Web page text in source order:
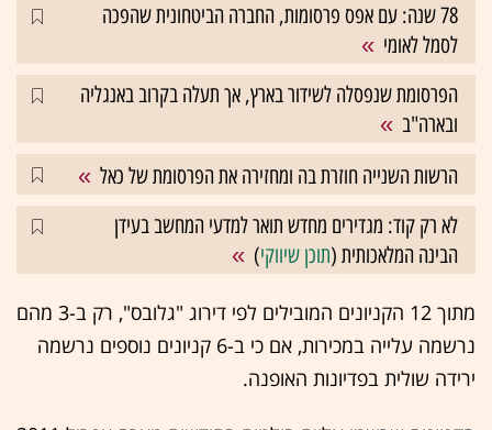
78 שנה: עם אפס פרסומות, החברה הביטחונית שהפכה
לסמל לאומי
הפרסומת שנפסלה לשידור בארץ, אך תעלה בקרוב באנגליה
ובארה"ב
הרשות השנייה חוזרת בה ומחזירה את הפרסומת של כאל
לא רק קוד: מגדירים מחדש תואר למדעי המחשב בעידן
הבינה המלאכותית (תוכן שיווקי)
מתוך 12 הקניונים המובילים לפי דירוג "גלובס", רק ב-3 מהם
נרשמה עלייה במכירות, אם כי ב-6 קניונים נוספים נרשמה
ירידה שולית בפדיונות האופנה.